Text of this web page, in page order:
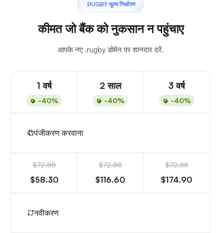
.RUGBY मूल्य निर्धारण
कीमत जो बैंक को नुकसान न पहुंचाए
आपके नए .rugby डोमेन पर शानदार दरें.
1 वर्ष
-40%
2 साल
-40%
3 वर्ष
-40%
पंजीकरण करवाना
$72.88
$58.30
$72.88
$116.60
$72.88
$174.90
नवीकरण